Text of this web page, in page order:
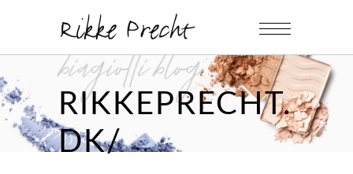
biagiotti blog
RIKKEPRECHT.
DK/